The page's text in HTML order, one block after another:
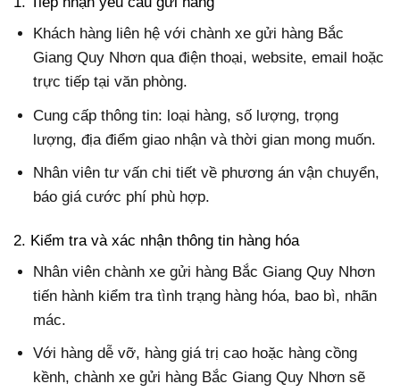
Khách hàng liên hệ với chành xe gửi hàng Bắc
Giang Quy Nhơn qua điện thoại, website, email hoặc
trực tiếp tại văn phòng.
Cung cấp thông tin: loại hàng, số lượng, trọng
lượng, địa điểm giao nhận và thời gian mong muốn.
Nhân viên tư vấn chi tiết về phương án vận chuyển,
báo giá cước phí phù hợp.
2. Kiểm tra và xác nhận thông tin hàng hóa
Nhân viên chành xe gửi hàng Bắc Giang Quy Nhơn
tiến hành kiểm tra tình trạng hàng hóa, bao bì, nhãn
mác.
Với hàng dễ vỡ, hàng giá trị cao hoặc hàng cồng
kềnh, chành xe gửi hàng Bắc Giang Quy Nhơn sẽ